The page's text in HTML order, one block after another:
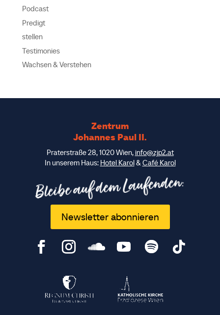
Podcast
Predigt
stellen
Testimonies
Wachsen & Verstehen
Zentrum
Johannes Paul II.
Praterstraße 28, 1020 Wien, info@zjp2.at
In unserem Haus: Hotel Karol&Café Karol
Bleibe auf dem Laufenden:
Newsletter abonnieren